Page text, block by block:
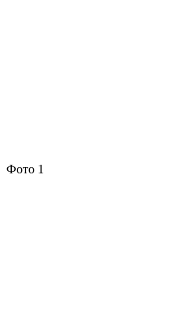
Фото 1